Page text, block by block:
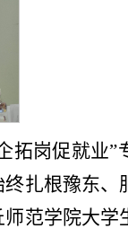
岗促就业”
扎根豫东、
范学院大学